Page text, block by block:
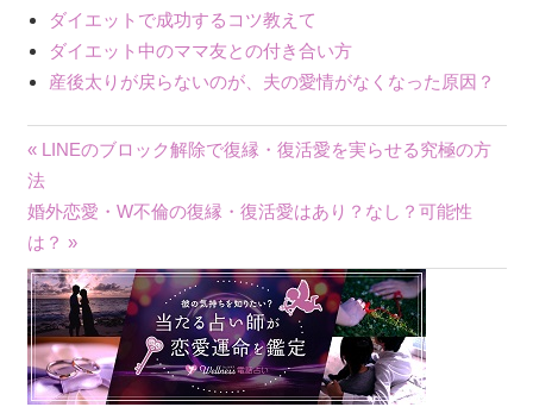
ダイエットで成功するコツ教えて
ダイエット中のママ友との付き合い方
産後太りが戻らないのが、夫の愛情がなくなった原因？
投
稿
ナ
ビ
ゲ
« LINEのブロック解除で復縁・復活愛を実らせる究極の方
法
婚外恋愛・W不倫の復縁・復活愛はあり？なし？可能性
は？ »